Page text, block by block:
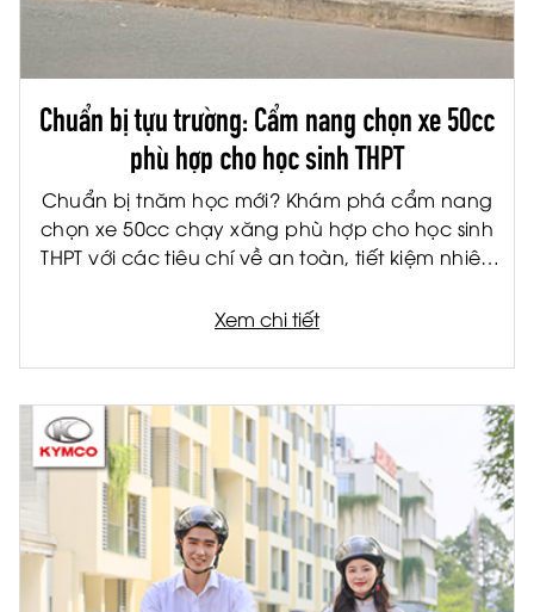
Chuẩn bị tựu trường: Cẩm nang chọn xe 50cc
phù hợp cho học sinh THPT
Chuẩn bị tnăm học mới? Khám phá cẩm nang
chọn xe 50cc chạy xăng phù hợp cho học sinh
THPT với các tiêu chí về an toàn, tiết kiệm nhiên
Xem chi tiết